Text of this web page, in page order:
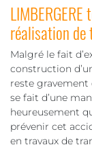
réalisation de
Malgré le fait
construction
reste gravement
se fait d’une
heureusement
prévenir cet
en travaux de